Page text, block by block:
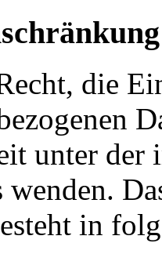
die
unter der
wenden.
in